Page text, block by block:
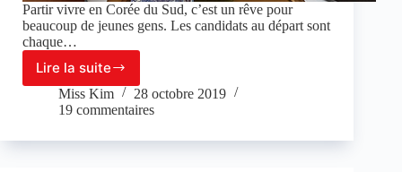
Partir vivre en Corée du Sud, c’est un rêve pour
beaucoup de jeunes gens. Les candidats au départ sont
chaque…
Lire la suite
Vivre
en
Corée
Sud
Miss Kim
28 octobre 2019
19 commentaires